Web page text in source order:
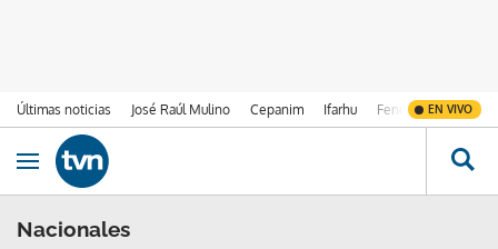
Últimas noticias José Raúl Mulino Cepanim Ifarhu Fenómeno de El
EN VIVO
Ir al contenido
Obrir navegació
Nacionales